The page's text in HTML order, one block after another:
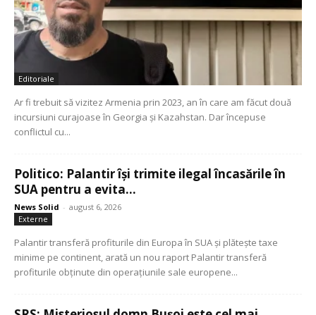
Editoriale
Ar fi trebuit să vizitez Armenia prin 2023, an în care am făcut două
incursiuni curajoase în Georgia și Kazahstan. Dar începuse
conflictul cu...
Politico: Palantir își trimite ilegal încasările în
SUA pentru a evita...
News Solid - august 6, 2026
Externe
Palantir transferă profiturile din Europa în SUA și plătește taxe
minime pe continent, arată un nou raport Palantir transferă
profiturile obținute din operațiunile sale europene...